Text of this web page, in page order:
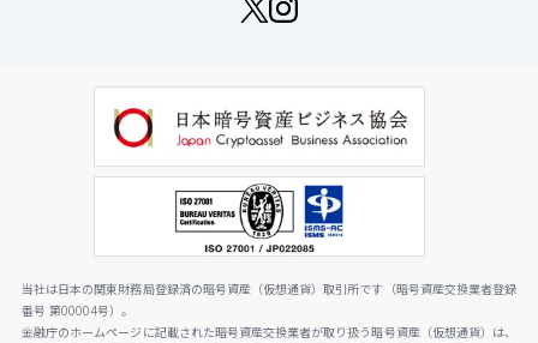
当社は日本の関東財務局登録済の暗号資産（仮想通貨）取引所です（暗号資産交換業者登録
番号 第00004号）。
金融庁のホームページに記載された暗号資産交換業者が取り扱う暗号資産（仮想通貨）は、